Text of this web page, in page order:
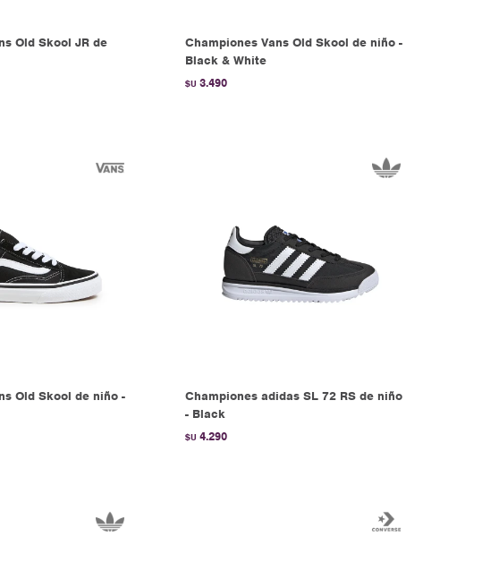
Old Skool JR de
Championes Vans Old Skool de niño -
Black & White
$U 3.490
Old Skool de niño -
Championes adidas SL 72 RS de niño
- Black
$U 4.290